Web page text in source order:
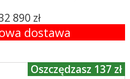
890 zł
dostawa
Oszczędzasz 137 zł